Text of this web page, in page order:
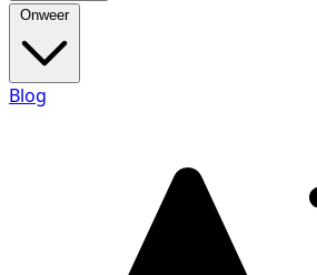
Onweer
Blog